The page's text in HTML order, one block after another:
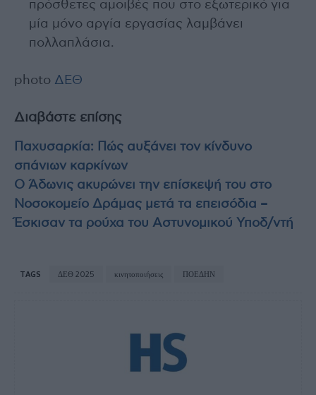
πρόσθετες αμοιβές που στο εξωτερικό για
μία μόνο αργία εργασίας λαμβάνει
πολλαπλάσια.
photo ΔΕΘ
Διαβάστε επίσης
Παχυσαρκία: Πώς αυξάνει τον κίνδυνο
σπάνιων καρκίνων
Ο Άδωνις ακυρώνει την επίσκεψή του στο
Νοσοκομείο Δράμας μετά τα επεισόδια –
Έσκισαν τα ρούχα του Αστυνομικού Υποδ/ντή
TAGS ΔΕΘ 2025 κινητοποιήσεις ΠΟΕΔΗΝ